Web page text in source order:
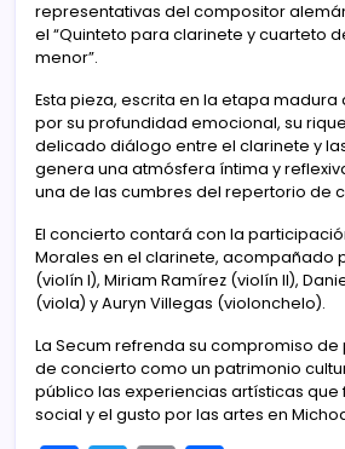
representativas del compositor
el “Quinteto para clarinete y cuarteto
menor”.
Esta pieza, escrita en la etapa madura
por su profundidad emocional, su
delicado diálogo entre el clarinete y
genera una atmósfera íntima y
una de las cumbres del repertorio de
El concierto contará con la
Morales en el clarinete, acompañado
(violín I), Miriam Ramírez (violín II),
(viola) y Auryn Villegas (violonchelo).
La Secum refrenda su compromiso
de concierto como un patrimonio
público las experiencias artísticas
social y el gusto por las artes en